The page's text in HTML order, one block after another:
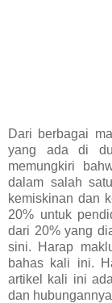
Dari berbagai
yang ada di
memungkiri
dalam salah
kemiskinan dan
20% untuk
dari 20% yang
sini. Harap
bahas kali ini.
artikel kali ini
dan